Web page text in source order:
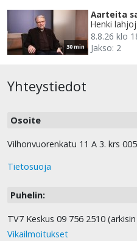
30 min
Aarteita
Henki
8.8.26 klo
Jakso: 2
Yhteystiedot
Osoite
Vilhonvuorenkatu 11 A 3. krs
Tietosuoja
Puhelin:
TV7 Keskus 09 756 2510
Vikailmoitukset